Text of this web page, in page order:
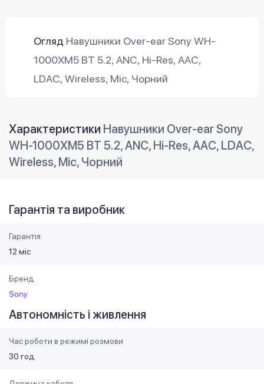
Огляд Навушники Over-ear Sony WH-
1000XM5 BT 5.2, ANC, Hi-Res, AAC,
LDAC, Wireless, Mic, Чорний
Характеристики Навушники Over-ear Sony
WH-1000XM5 BT 5.2, ANC, Hi-Res, AAC, LDAC,
Wireless, Mic, Чорний
Гарантія та виробник
Гарантія
12 міс
Бренд
Sony
Автономність і живлення
Час роботи в режимі розмови
30 год